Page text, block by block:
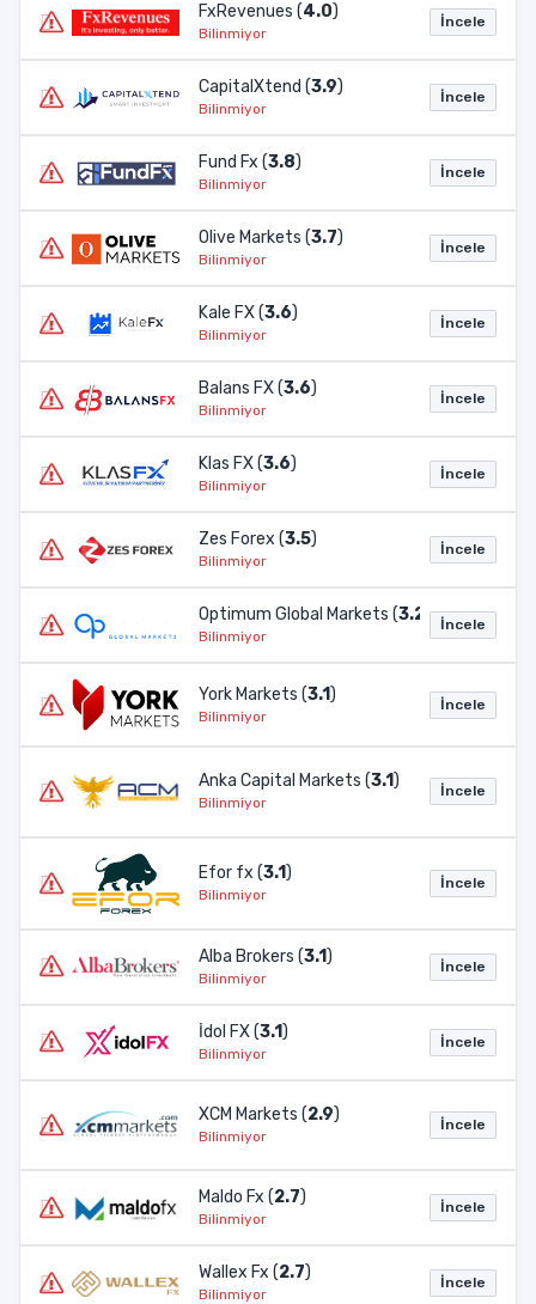
FxRevenues (4.0)
Bilinmiyor
İncele
CapitalXtend (3.9)
Bilinmiyor
İncele
Fund Fx (3.8)
Bilinmiyor
İncele
Olive Markets (3.7)
Bilinmiyor
İncele
Kale FX (3.6)
Bilinmiyor
İncele
Balans FX (3.6)
Bilinmiyor
İncele
Klas FX (3.6)
Bilinmiyor
İncele
Zes Forex (3.5)
Bilinmiyor
İncele
Optimum Global Markets (3.2 )
Bilinmiyor
İncele
York Markets (3.1)
Bilinmiyor
İncele
Anka Capital Markets (3.1)
Bilinmiyor
İncele
Efor fx (3.1)
Bilinmiyor
İncele
Alba Brokers (3.1)
Bilinmiyor
İncele
İdol FX (3.1)
Bilinmiyor
İncele
XCM Markets (2.9)
Bilinmiyor
İncele
Maldo Fx (2.7)
Bilinmiyor
İncele
Wallex Fx (2.7)
Bilinmiyor
İncele